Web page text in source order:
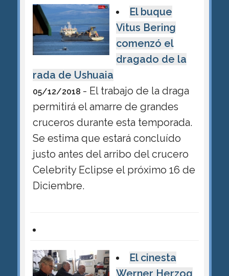
El buque
Vitus Bering
comenzó el
dragado de la
rada de Ushuaia
05/12/2018 - El trabajo de la draga
permitirá el amarre de grandes
cruceros durante esta temporada.
Se estima que estará concluído
justo antes del arribo del crucero
Celebrity Eclipse el próximo 16 de
Diciembre.
El cinesta